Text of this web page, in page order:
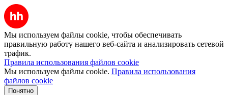
Мы используем файлы cookie, чтобы обеспечивать
правильную работу нашего веб-сайта и анализировать сетевой
трафик.
Правила использования файлов cookie
Мы используем файлы cookie. Правила использования
файлов cookie
Понятно